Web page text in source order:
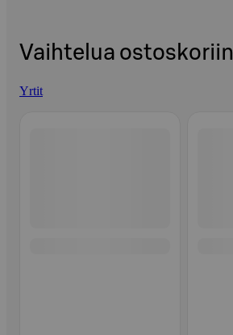
Vaihtelua ostoskoriin
Yrtit